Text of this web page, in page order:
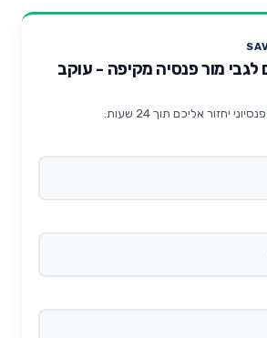
לגבי מור פנסיה מקיפה - עוקב
יחזור אליכם תוך 24 שעות.